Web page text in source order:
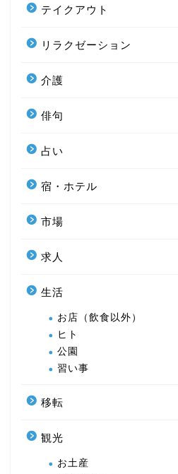
テイクアウト
リラクゼーション
介護
俳句
占い
宿・ホテル
市場
求人
生活
お店（飲食以外）
ヒト
公園
習い事
移転
観光
お土産